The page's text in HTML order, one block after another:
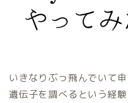
いきなりぶっ飛んでいて
遺伝子を調べるという経